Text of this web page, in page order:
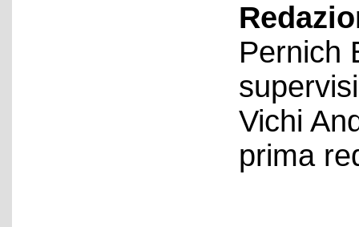
Pernich
Vichi
prima